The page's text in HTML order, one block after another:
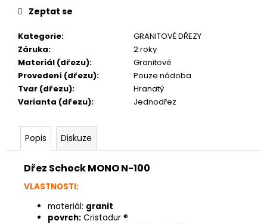
Kategorie:
GRANITOVÉ DŘEZY
Záruka:
2 roky
Materiál (dřezu):
Granitové
Provedení (dřezu):
Pouze nádoba
Tvar (dřezu):
Hranatý
Varianta (dřezu): Jednodřez
Zeptat se
Popis Diskuze
Dřez Schock MONO N-100
VLASTNOSTI:
materiál: granit
povrch: Cristadur ®